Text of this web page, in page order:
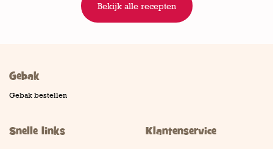
Bekijk alle recepten
Gebak
Gebak bestellen
Snelle links Klantenservice